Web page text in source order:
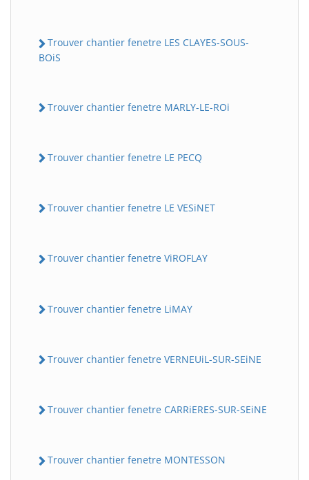
Trouver chantier fenetre LES CLAYES-SOUS-
BOiS
Trouver chantier fenetre MARLY-LE-ROi
Trouver chantier fenetre LE PECQ
Trouver chantier fenetre LE VESiNET
Trouver chantier fenetre ViROFLAY
Trouver chantier fenetre LiMAY
Trouver chantier fenetre VERNEUiL-SUR-SEiNE
Trouver chantier fenetre CARRiERES-SUR-SEiNE
Trouver chantier fenetre MONTESSON